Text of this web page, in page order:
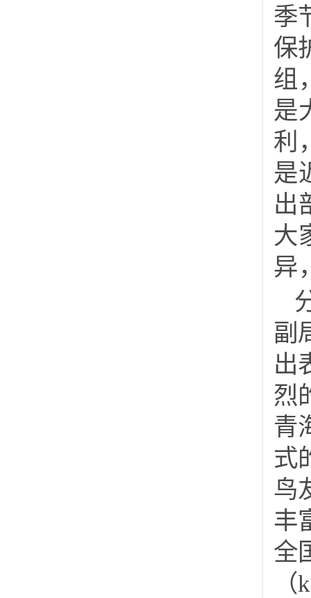
季
保
组
是
利
是
出
大
异
副
出
烈
青
式
鸟
丰
全
（